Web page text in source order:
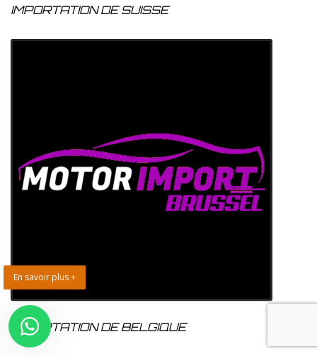
IMPORTATION DE SUISSE
En savoir plus +
IMPORTATION DE BELGIQUE